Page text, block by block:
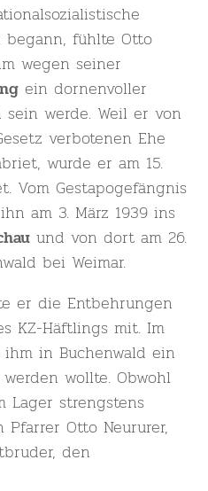
begann, fühlte Otto
wegen seiner
ein dornenvoller
werde. Weil er von
verbotenen Ehe
wurde er am 15.
Vom Gestapogefängnis
am 3. März 1939 ins
und von dort am 26.
bei Weimar.
er die Entbehrungen
KZ-Häftlings mit. Im
in Buchenwald ein
wollte. Obwohl
Lager strengstens
Otto Neururer,
den